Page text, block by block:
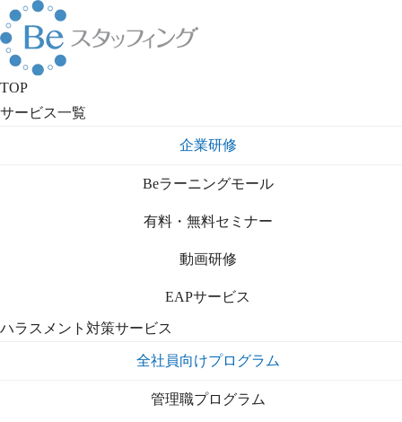
TOP
サービス一覧
企業研修
Beラーニングモール
有料・無料セミナー
動画研修
EAPサービス
ハラスメント対策サービス
全社員向けプログラム
管理職プログラム